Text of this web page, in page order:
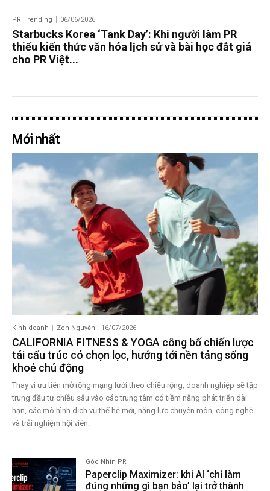
PR Trending 06/06/2026
Starbucks Korea ‘Tank Day’: Khi người làm PR
thiếu kiến thức văn hóa lịch sử và bài học đắt giá
cho PR Việt...
Mới nhất
Kinh doanh Zen Nguyễn - 16/07/2026
CALIFORNIA FITNESS & YOGA công bố chiến lược
tái cấu trúc có chọn lọc, hướng tới nền tảng sống
khoẻ chủ động
Thay vì ưu tiên mở rộng mạng lưới theo chiều rộng, doanh nghiệp sẽ tập
trung đầu tư chiều sâu vào các trung tâm có tiềm năng phát triển dài
hạn, các mô hình dịch vụ thế hệ mới, năng lực chuyên môn, công nghệ
và trải nghiệm hội viên.
Góc Nhìn PR
Paperclip Maximizer: khi AI ‘chỉ làm
đúng những gì bạn bảo’ lại trở thành